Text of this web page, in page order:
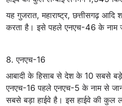
यह गुजरात, महाराष्ट्र, छत्तीसगढ़
करता है। इसे पहले एनएच-46 के नाम
8. एनएच-16
आबादी के हिसाब से देश के 10 सबसे
एनएच-16 पहले एनएच-5 के नाम से
सबसे बड़ा हाईवे है। इस हाईवे की कुल